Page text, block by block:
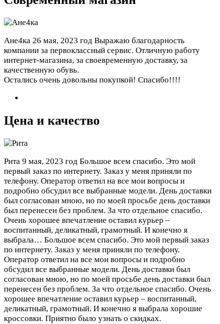
Ане4ка 26 мая, 2023 год Выражаю благодарность
компании за первоклассный сервис. Отличную работу
интернет-магазина, за своевременную доставку, за
качественную обувь.
Остались очень довольны покупкой! Спасибо!!!!
Цена и качество
Рита 9 мая, 2023 год Большое всем спасибо. Это мой
первый заказ по интернету. Заказ у меня приняли по
телефону. Оператор ответил на все мои вопросы и
подробно обсудил все выбранные модели. День доставки
был согласован мною, но по моей просьбе день доставки
был перенесен без проблем. За что отдельное спасибо.
Очень хорошее впечатление оставил курьер –
воспитанный, деликатный, грамотный. И конечно я
выбрала… Большое всем спасибо. Это мой первый заказ
по интернету. Заказ у меня приняли по телефону.
Оператор ответил на все мои вопросы и подробно
обсудил все выбранные модели. День доставки был
согласован мною, но по моей просьбе день доставки был
перенесен без проблем. За что отдельное спасибо. Очень
хорошее впечатление оставил курьер – воспитанный,
деликатный, грамотный. И конечно я выбрала хорошие
кроссовки. Приятно было узнать о скидках.